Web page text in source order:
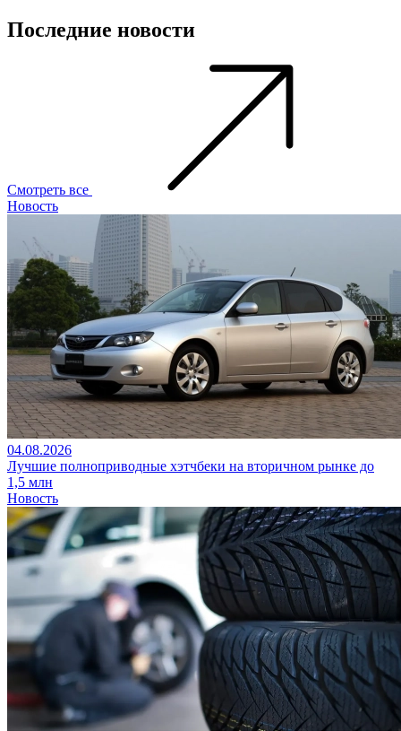
Последние новости
Смотреть все
Новость
04.08.2026
Лучшие полноприводные хэтчбеки на вторичном рынке до
1,5 млн
Новость